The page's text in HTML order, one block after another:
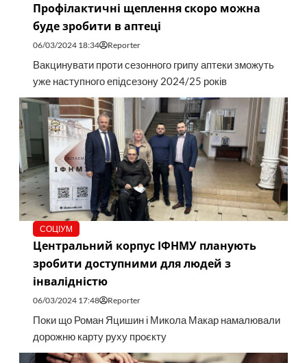
Профілактичні щеплення скоро можна
буде зробити в аптеці
06/03/2024 18:34 Reporter
Вакцинувати проти сезонного грипу аптеки зможуть
уже наступного епідсезону 2024/25 років
СОЦІУМ
Центральний корпус ІФНМУ планують
зробити доступними для людей з
інвалідністю
06/03/2024 17:48 Reporter
Поки що Роман Яцишин і Микола Макар намалювали
дорожню карту руху проєкту